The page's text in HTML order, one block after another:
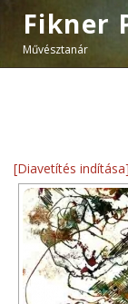
Fikner
Művésztanár
[Diavetítés indítása]